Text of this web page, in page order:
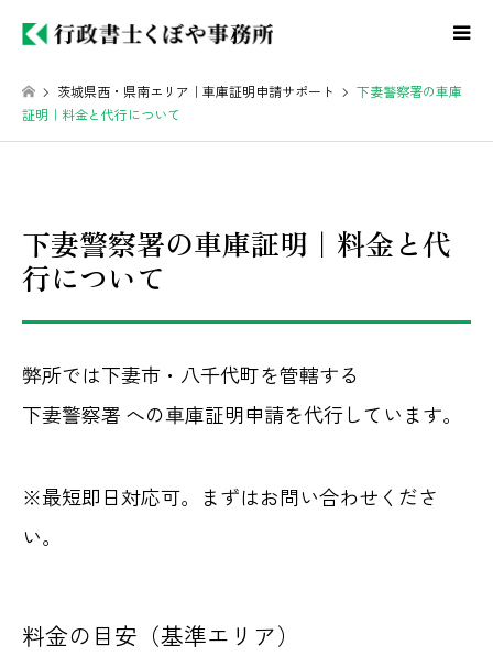
茨城県西・県南エリア｜車庫証明申請サポート
下妻警察署の車庫
証明｜料金と代行について
下妻警察署の車庫証明｜料金と代
行について
弊所では下妻市・八千代町を管轄する
下妻警察署 への車庫証明申請を代行しています。
※最短即日対応可。まずはお問い合わせくださ
い。
料金の目安（基準エリア）